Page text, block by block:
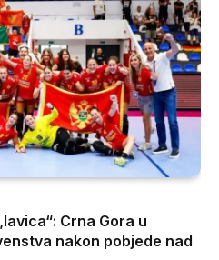
Crna Gora u
nakon pobjede nad